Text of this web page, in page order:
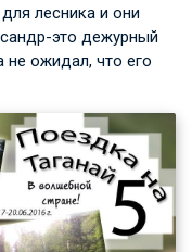
лесника и они
это дежурный
не ожидал, что его